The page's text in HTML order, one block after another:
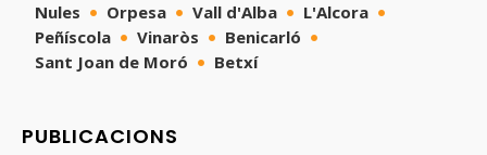
Nules
Orpesa Vall d'Alba
L'Alcora
Peñíscola
Vinaròs
Benicarló
Sant Joan de Moró
Betxí
PUBLICACIONS